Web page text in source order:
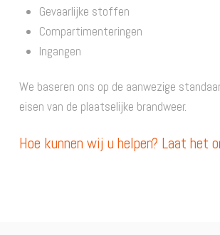
Gevaarlijke stoffen
Compartimenteringen
Ingangen
We baseren ons op de aanwezige
eisen van de plaatselijke brandweer.
Hoe kunnen wij u helpen? Laat het